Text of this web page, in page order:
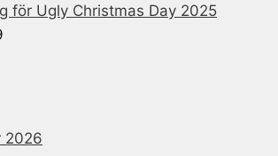
för Ugly Christmas Day 2025
2026